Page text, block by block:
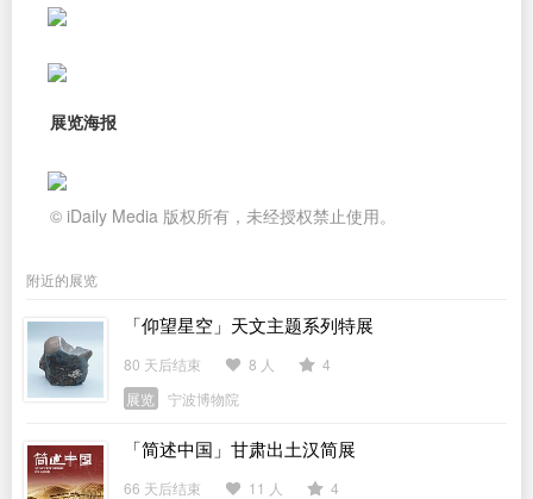
展览海报
© iDaily Media 版权所有，未经授权禁止使用。
附近的展览
「仰望星空」天文主题系列特展
80 天后结束 8 人
4
展览
宁波博物院
「简述中国」甘肃出土汉简展
66 天后结束 11 人 4